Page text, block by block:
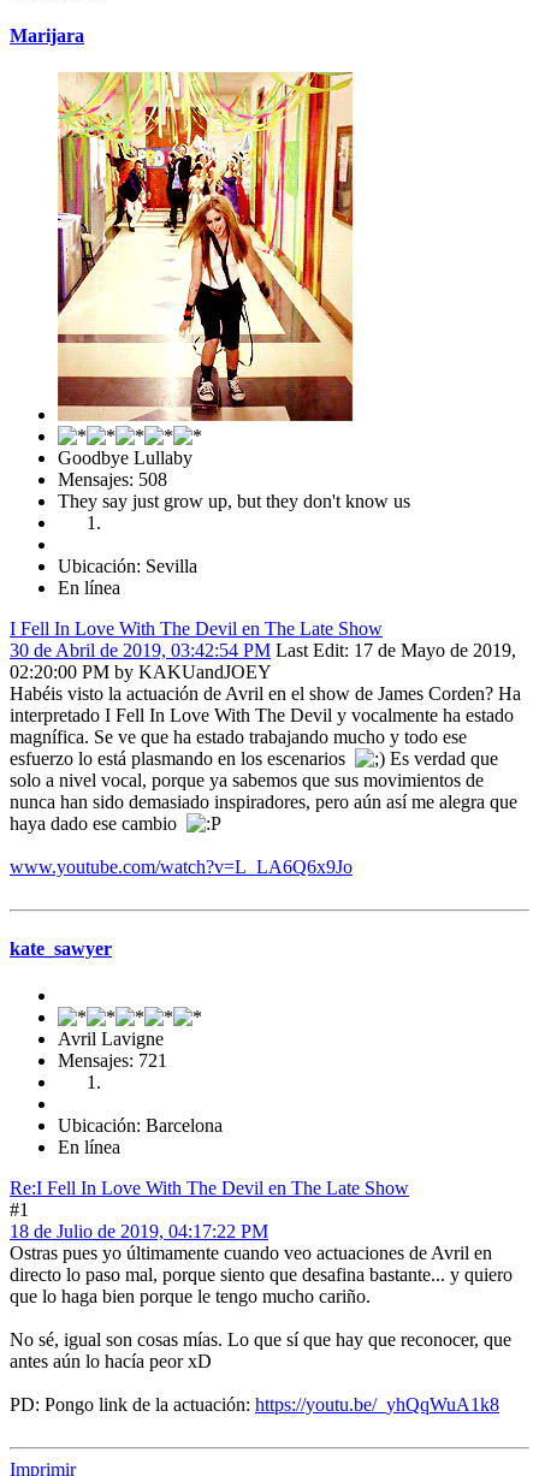
Marijara
Goodbye Lullaby
Mensajes: 508
They say just grow up, but they don't know us
Ubicación: Sevilla
En línea
I Fell In Love With The Devil en The Late Show
30 de Abril de 2019, 03:42:54 PM Last Edit: 17 de Mayo de 2019,
02:20:00 PM by KAKUandJOEY
Habéis visto la actuación de Avril en el show de James Corden? Ha
interpretado I Fell In Love With The Devil y vocalmente ha estado
magnífica. Se ve que ha estado trabajando mucho y todo ese
esfuerzo lo está plasmando en los escenarios
Es verdad que
solo a nivel vocal, porque ya sabemos que sus movimientos de
nunca han sido demasiado inspiradores, pero aún así me alegra que
haya dado ese cambio
www.youtube.com/watch?v=L_LA6Q6x9Jo
kate_sawyer
Avril Lavigne
Mensajes: 721
Ubicación: Barcelona
En línea
Re:I Fell In Love With The Devil en The Late Show
#1
18 de Julio de 2019, 04:17:22 PM
Ostras pues yo últimamente cuando veo actuaciones de Avril en
directo lo paso mal, porque siento que desafina bastante... y quiero
que lo haga bien porque le tengo mucho cariño.
No sé, igual son cosas mías. Lo que sí que hay que reconocer, que
antes aún lo hacía peor xD
PD: Pongo link de la actuación: https://youtu.be/_yhQqWuA1k8
Imprimir